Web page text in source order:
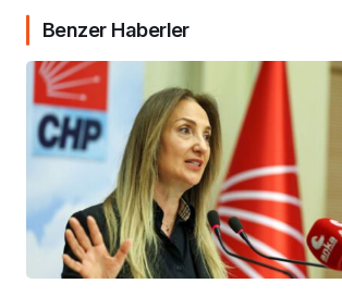
Benzer Haberler